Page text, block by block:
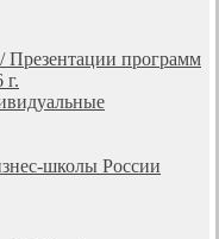
Презентации программ
г.
школы России